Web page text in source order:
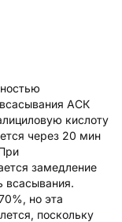
АСК
кислоту
через 20 мин
замедление
всасывания.
но эта
поскольку